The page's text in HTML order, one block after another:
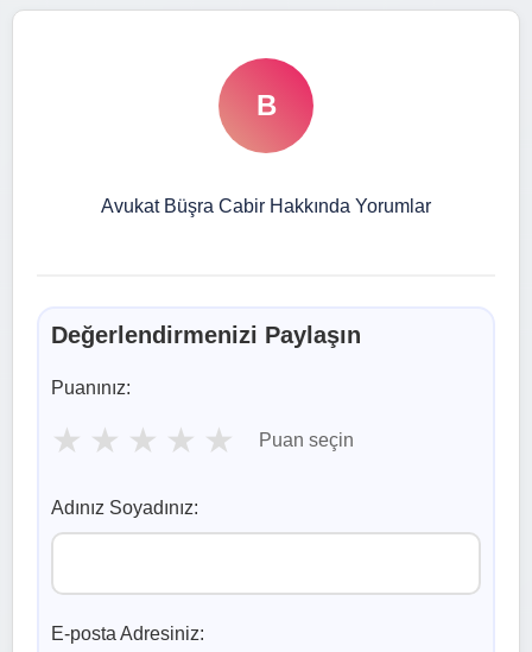
B
Avukat Büşra Cabir Hakkında Yorumlar
Değerlendirmenizi Paylaşın
Puanınız:
★ ★ ★ ★ ★ Puan seçin
Adınız Soyadınız:
E-posta Adresiniz: